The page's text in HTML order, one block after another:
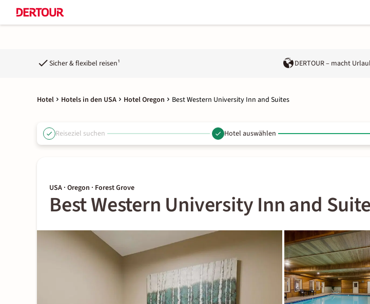
Sicher & flexibel reisen¹ DERTOUR – macht
Hotel Hotels in den USA Hotel Oregon Best Western University Inn and Suites
Reiseziel suchen Hotel auswählen
USA · Oregon · Forest Grove
Best Western University Inn and